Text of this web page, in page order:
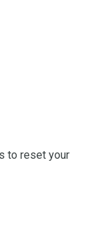
to reset your